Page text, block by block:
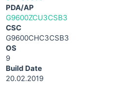
PDA/AP
G9600ZCU3CSB3
CSC
G9600CHC3CSB3
OS
9
Build Date
20.02.2019